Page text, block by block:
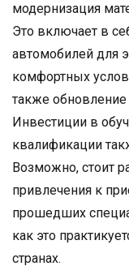
модернизация
Это включает в
автомобилей для
комфортных
также
Инвестиции в
квалификации
Возможно, стоит
привлечения к
прошедших
как это
странах.